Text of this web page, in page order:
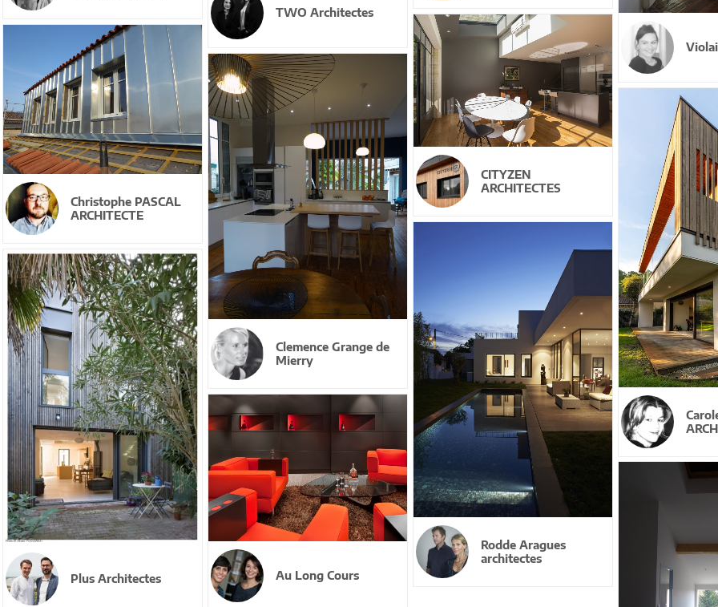
TWO Architectes
CITYZEN
ARCHITECTES
Christophe PASCAL
ARCHITECTE
Clemence Grange de
Mierry
Rodde Aragues
architectes
Plus Architectes
Au Long Cours